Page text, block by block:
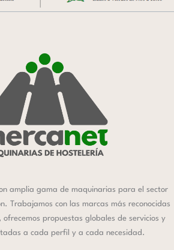
amplia gama de maquinarias para el sector
Trabajamos con las marcas más reconocidas
ofrecemos propuestas globales de servicios y
a cada perfil y a cada necesidad.